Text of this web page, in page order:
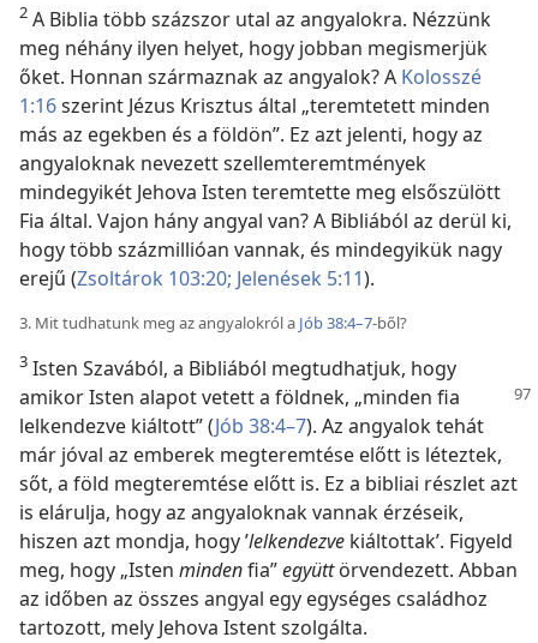
2 A Biblia több százszor utal az angyalokra. Nézzünk
meg néhány ilyen helyet, hogy jobban megismerjük
őket. Honnan származnak az angyalok? A Kolosszé
1:16szerint Jézus Krisztus által „teremtetett minden
más az egekben és a földön”. Ez azt jelenti, hogy az
angyaloknak nevezett szellemteremtmények
mindegyikét Jehova Isten teremtette meg elsőszülött
Fia által. Vajon hány angyal van? A Bibliából az derül ki,
hogy több százmillióan vannak, és mindegyikük nagy
erejű (Zsoltárok 103:20; Jelenések 5:11).
3. Mit tudhatunk meg az angyalokról a Jób 38:4–7-ből?
3 Isten Szavából, a Bibliából megtudhatjuk, hogy
amikor Isten alapot vetett a földnek, „minden fia
lelkendezve kiáltott” (Jób 38:4–7). Az angyalok tehát
már jóval az emberek megteremtése előtt is léteztek,
sőt, a föld megteremtése előtt is. Ez a bibliai részlet azt
is elárulja, hogy az angyaloknak vannak érzéseik,
hiszen azt mondja, hogy ’lelkendezve kiáltottak’. Figyeld
meg, hogy „Isten mindenfia”együttörvendezett. Abban
az időben az összes angyal egy egységes családhoz
tartozott, mely Jehova Istent szolgálta.